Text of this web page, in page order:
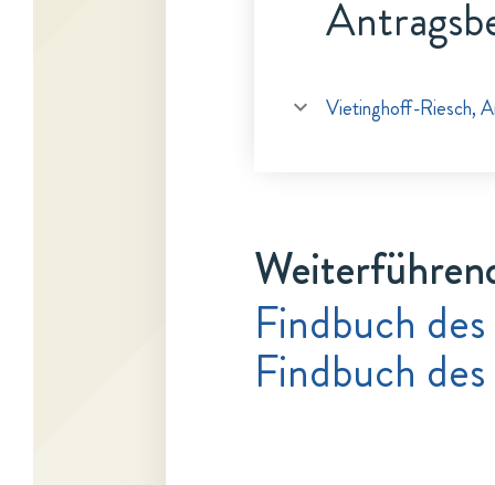
Vietinghoff-Riesch,
Findbuch
Findbuch